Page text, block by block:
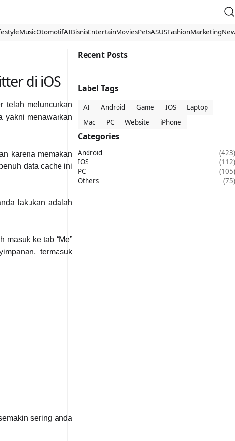
MusicOtomotifAIBisnisEntertainMoviesPetsASUSFashionMarketing
di iOS
telah meluncurkan
yakni menawarkan
karena memakan
data cache ini
lakukan adalah
masuk ke tab “Me”
termasuk
sering anda
Recent Posts
Label Tags
AI Android Game IOS
Laptop
Mac
PC Website iPhone
Categories
Android
(423)
IOS
(112)
PC
(105)
Others
(75)